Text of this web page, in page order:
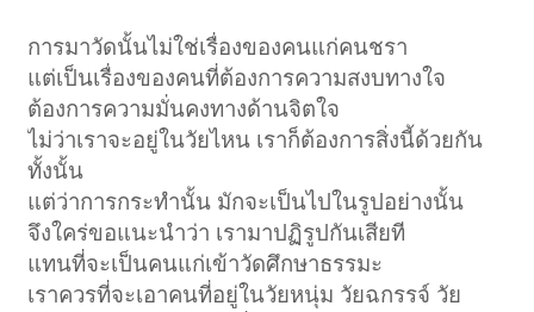
การมาวัดนั้นไม่ใช่เรื่องของคนแก่คนชรา
แต่เป็นเรื่องของคนที่ต้องการความสงบทางใจ
ต้องการความมั่นคงทางด้านจิตใจ
ไม่ว่าเราจะอยู่ในวัยไหน เราก็ต้องการสิ่งนี้ด้วยกัน
ทั้งนั้น
แต่ว่าการกระทำนั้น มักจะเป็นไปในรูปอย่างนั้น
จึงใคร่ขอแนะนำว่า เรามาปฏิรูปกันเสียที
แทนที่จะเป็นคนแก่เข้าวัดศึกษาธรรมะ
เราควรที่จะเอาคนที่อยู่ในวัยหนุ่ม วัยฉกรรจ์ วัย